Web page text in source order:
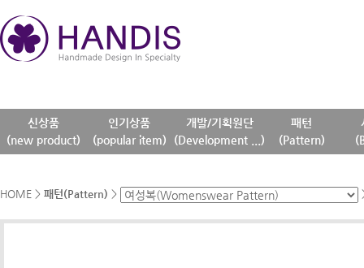
신상품
(new product)
인기상품
(popular item)
개발/기획원단
(Development ...)
패턴
(Pattern)
HOME > 패턴(Pattern) >